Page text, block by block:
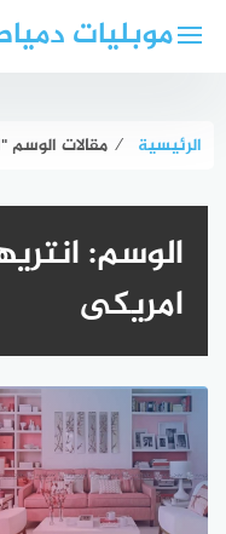
موبليات
الرئيسية ⁄ مقالات الوسم
الوسم:
امريكى